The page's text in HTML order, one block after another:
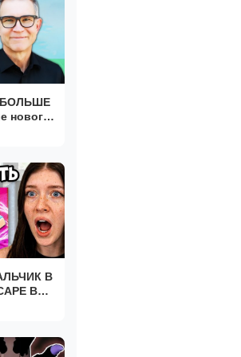
БОЛЬШЕ
нового
всё
В
В